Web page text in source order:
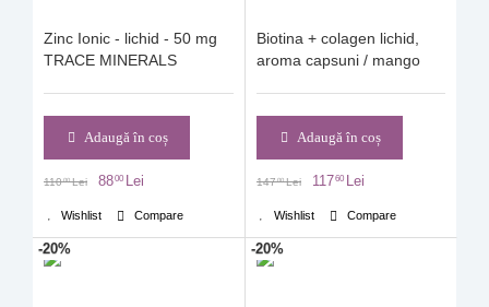
Zinc Ionic - lichid - 50 mg
TRACE MINERALS
Adaugă în coș
11000 Lei 8800 Lei
Wishlist Compare
Biotina + colagen lichid,
aroma capsuni / mango
Adaugă în coș
147 00 Lei 11760 Lei
Wishlist Compare
-20% -20%